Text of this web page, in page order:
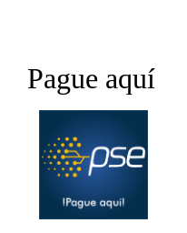
Pague aquí